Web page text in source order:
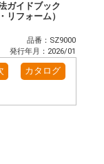
ガイドブック
リフォーム）
品番：SZ9000
発行年月：2026/01
カタログ